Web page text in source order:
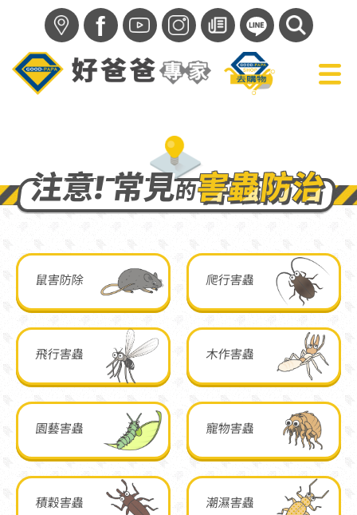
f
注意! 常見的害蟲防治
鼠害防除 爬行害蟲
飛行害蟲 木作害蟲
園藝害蟲 寵物害蟲
積穀害蟲 潮濕害蟲